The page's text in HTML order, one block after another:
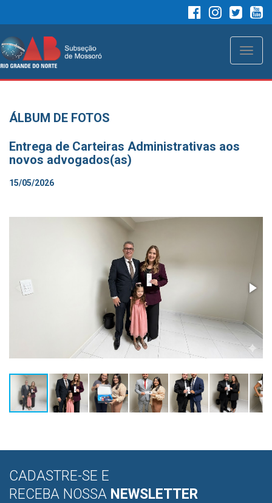
Toggle
ÁLBUM DE FOTOS
Entrega de Carteiras Administrativas aos
novos advogados(as)
15/05/2026
CADASTRE-SE E
RECEBA NOSSA NEWSLETTER